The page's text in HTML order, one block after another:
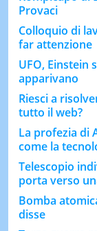
Provaci
Colloquio di
far attenzione
UFO, Einstein
apparivano
Riesci a
tutto il web?
La profezia di
come la
Telescopio
porta verso
Bomba
disse